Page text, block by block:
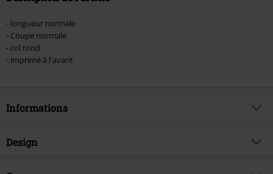
- longueur normale
- Coupe normale
- col rond
- imprimé à l'avant
Informations
Article n°.
Design
Catégorie de produit